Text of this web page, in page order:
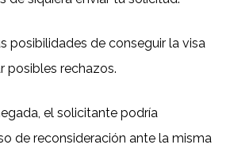
posibilidades de conseguir la visa
posibles rechazos.
el solicitante podría
de reconsideración ante la misma